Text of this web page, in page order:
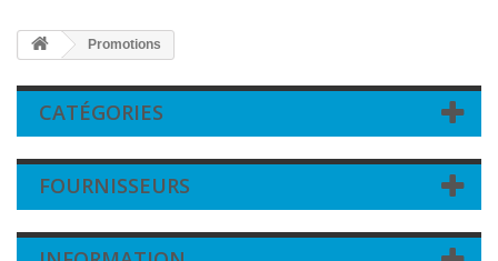
Promotions
CATÉGORIES
FOURNISSEURS